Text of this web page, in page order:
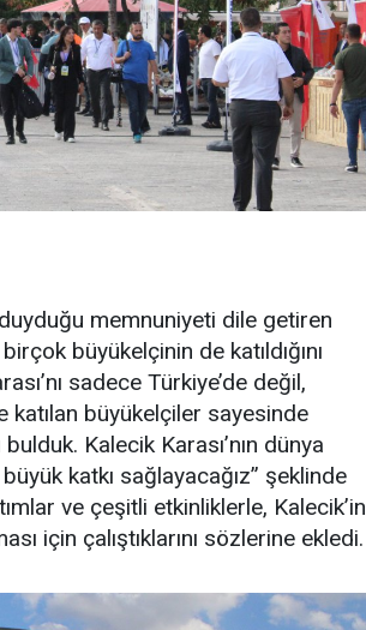
memnuniyeti dile getiren
büyükelçinin de katıldığını
sadece Türkiye’de değil,
katılan büyükelçiler sayesinde
Kalecik Karası’nın dünya
katkı sağlayacağız” şeklinde
ve çeşitli etkinliklerle, Kalecik’in
için çalıştıklarını sözlerine ekledi.